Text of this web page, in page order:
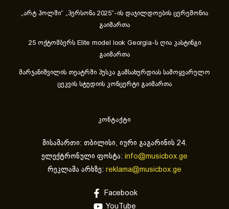
„არტ ჰოლში“ „პერსონა 2025“-ის დაჯილდოების ცერემონია
გაიმართა
25 ოქტომბერს Elite model look Georgia-ს ღია კასტინგი
გაიმართა
მარჯანიშვილის თეატრში პუსკა გამსახურდიას სამოყვარულო
ცეკვის სტუდიის კონცერტი გაიმართა
კონტაქტი
მისამართი: თბილისი, იური გაგარინის 24.
ელექტრონული ფოსტა: info@musicbox.ge
რეკლამა არხზე: reklama@musicbox.ge
Facebook
YouTube